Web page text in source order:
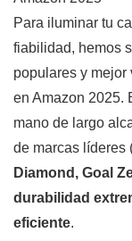
Para iluminar tu
fiabilidad, hemos
populares y mejor
en Amazon 2025.
mano de largo
de marcas líderes
Diamond, Goal
durabilidad
eficiente.